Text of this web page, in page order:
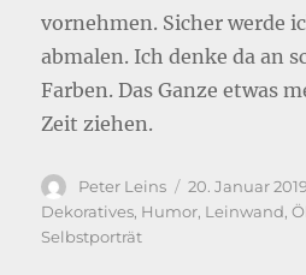
vornehmen. Sicher werde
abmalen. Ich denke da an
Farben. Das Ganze etwas
Zeit ziehen.
Autor
Peter Leins
Veröffentlicht
am
20. Januar 2019
Dekoratives, Humor, Leinwand,Öl
Selbstporträt